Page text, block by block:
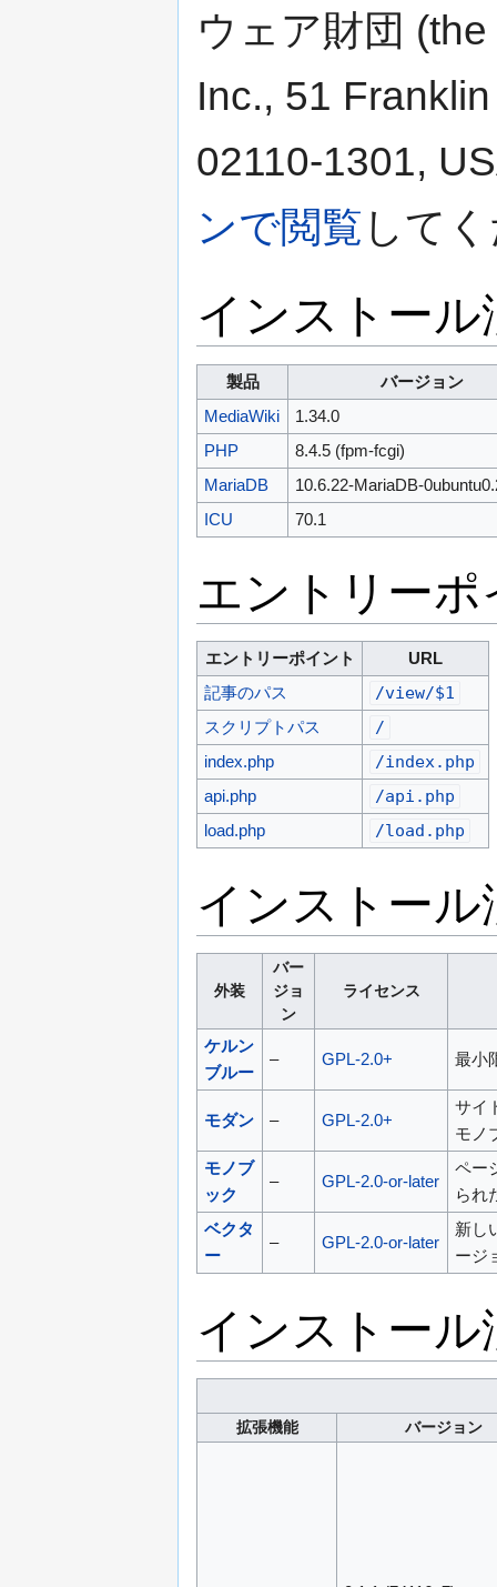
ウェア財団
Inc., 51
02110-1301,
ンで閲覧 して
インストー
製品
バージョン
MediaWiki
1.34.0
PHP
8.4.5 (fpm-fcgi)
MariaDB
10.6.22-MariaDB-
ICU
70.1
エントリー
エントリーポイント
URL
記事のパス
/view/$1
スクリプトパス /
index.php /index.php
api.php /api.php
load.php /load.php
インストール
外装
バー
ジョ
ン
ライセンス
ケルン
ブルー
– GPL-2.0+ 最小
モダン – GPL-2.0+
サイ
モノ
モノブ
ック
– GPL-2.0-or-later
ペー
られ
ベクタ
ー
– GPL-2.0-or-later
新し
ージ
インストー
拡張機能 バージョン